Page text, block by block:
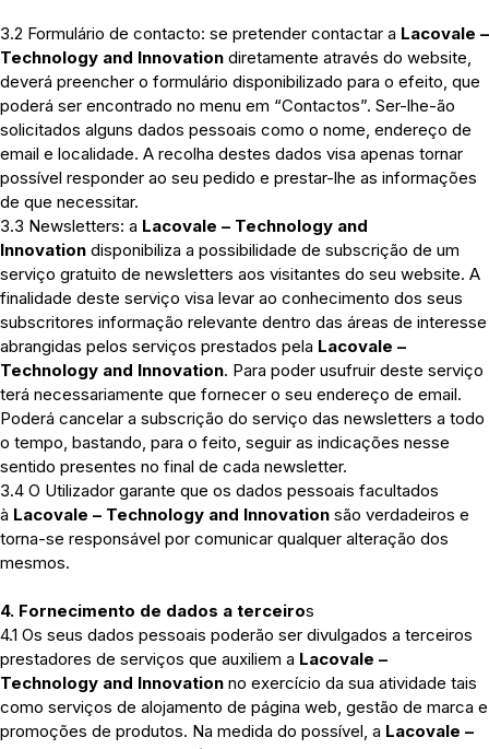
3.2 Formulário de contacto: se pretender contactar a Lacovale –
Technology and Innovation diretamente através do website,
deverá preencher o formulário disponibilizado para o efeito, que
poderá ser encontrado no menu em “Contactos”. Ser-lhe-ão
solicitados alguns dados pessoais como o nome, endereço de
email e localidade. A recolha destes dados visa apenas tornar
possível responder ao seu pedido e prestar-lhe as informações
de que necessitar.
3.3 Newsletters: a Lacovale – Technology and
Innovation disponibiliza a possibilidade de subscrição de um
serviço gratuito de newsletters aos visitantes do seu website. A
finalidade deste serviço visa levar ao conhecimento dos seus
subscritores informação relevante dentro das áreas de interesse
abrangidas pelos serviços prestados pela Lacovale –
Technology and Innovation. Para poder usufruir deste serviço
terá necessariamente que fornecer o seu endereço de email.
Poderá cancelar a subscrição do serviço das newsletters a todo
o tempo, bastando, para o feito, seguir as indicações nesse
sentido presentes no final de cada newsletter.
3.4 O Utilizador garante que os dados pessoais facultados
à Lacovale – Technology and Innovation são verdadeiros e
torna-se responsável por comunicar qualquer alteração dos
mesmos.
4. Fornecimento de dados a terceiros
4.1 Os seus dados pessoais poderão ser divulgados a terceiros
prestadores de serviços que auxiliem a Lacovale –
Technology and Innovation no exercício da sua atividade tais
como serviços de alojamento de página web, gestão de marca e
promoções de produtos. Na medida do possível, a Lacovale –